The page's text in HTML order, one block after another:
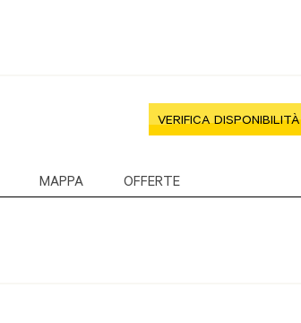
VERIFICA DISPONIBILITÀ
MAPPA OFFERTE